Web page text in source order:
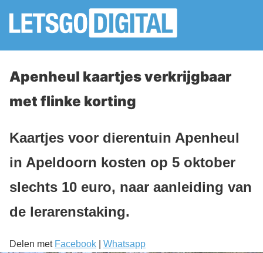
Apenheul kaartjes verkrijgbaar
met flinke korting
Kaartjes voor dierentuin Apenheul
in Apeldoorn kosten op 5 oktober
slechts 10 euro, naar aanleiding van
de lerarenstaking.
Delen met Facebook Whatsapp